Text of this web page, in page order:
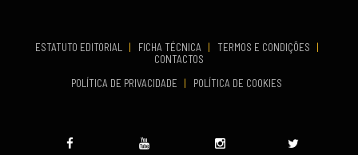
ESTATUTO EDITORIAL | FICHA TÉCNICA | TERMOS E CONDIÇÕES
|
CONTACTOS
POLÍTICA DE PRIVACIDADE
| POLÍTICA DE COOKIES